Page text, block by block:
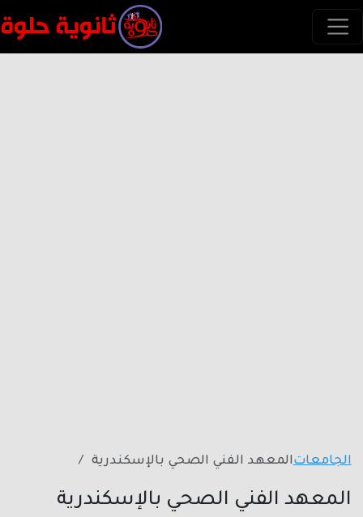
الجامعاتالمعهد الفني الصحي بالإسكندرية
المعهد الفني الصحي بالإسكندرية